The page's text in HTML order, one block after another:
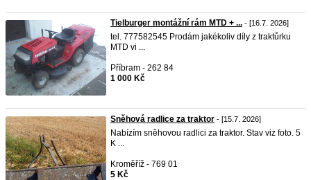
Tielburger montážní rám MTD + ... - [16.7. 2026]
tel. 777582545 Prodám jakékoliv díly z traktůrku
MTD vi ...
Příbram - 262 84
1 000 Kč
Sněhová radlice za traktor - [15.7. 2026]
Nabízím sněhovou radlici za traktor. Stav viz foto. 5
K ...
Kroměříž - 769 01
5 Kč